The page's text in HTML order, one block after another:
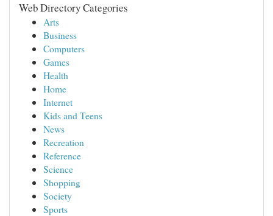
Web Directory Categories
Arts
Business
Computers
Games
Health
Home
Internet
Kids and Teens
News
Recreation
Reference
Science
Shopping
Society
Sports